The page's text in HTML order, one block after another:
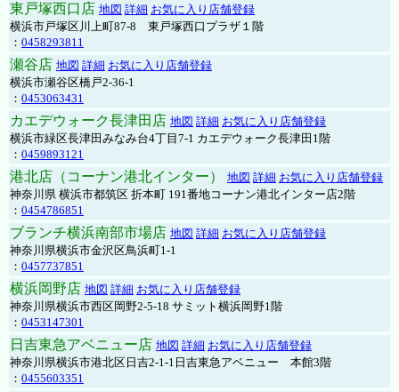
東戸塚西口店 地図 詳細 お気に入り店舗登録
横浜市戸塚区川上町87-8 東戸塚西口プラザ１階
： 0458293811
瀬谷店 地図 詳細 お気に入り店舗登録
横浜市瀬谷区橋戸2-36-1
： 0453063431
カエデウォーク長津田店 地図 詳細 お気に入り店舗登録
横浜市緑区長津田みなみ台4丁目7-1 カエデウォーク長津田1階
： 0459893121
港北店（コーナン港北インター） 地図 詳細 お気に入り店舗登録
神奈川県 横浜市都筑区 折本町 191番地コーナン港北インター店2階
： 0454786851
ブランチ横浜南部市場店 地図 詳細 お気に入り店舗登録
神奈川県横浜市金沢区鳥浜町1-1
： 0457737851
横浜岡野店 地図 詳細 お気に入り店舗登録
神奈川県横浜市西区岡野2-5-18 サミット横浜岡野1階
： 0453147301
日吉東急アベニュー店 地図 詳細 お気に入り店舗登録
神奈川県横浜市港北区日吉2-1-1日吉東急アベニュー 本館3階
： 0455603351